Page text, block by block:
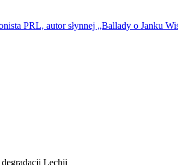
PRL, autor słynnej „Ballady o Janku
degradacji Lechii